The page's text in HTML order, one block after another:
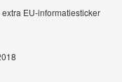
EU-informatiesticker